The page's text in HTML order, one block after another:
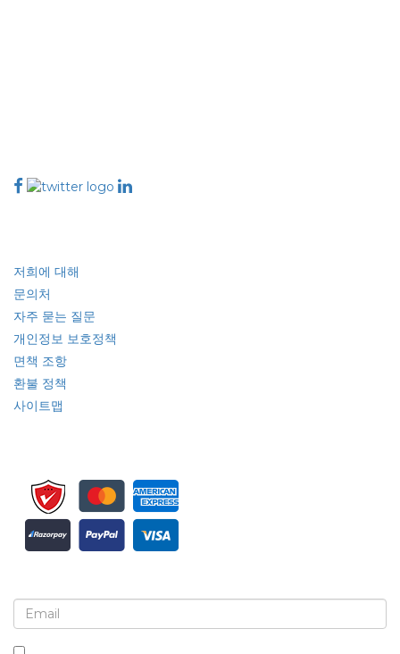
저희에 대해
문의처
자주 묻는 질문
개인정보 보호정책
면책 조항
환불 정책
사이트맵